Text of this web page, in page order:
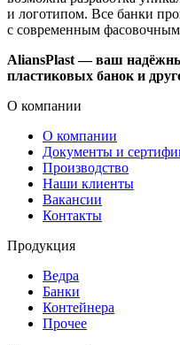
и логотипом. Все банки
с современным
AliansPlast — ваш
пластиковых банок и
О компании
О компании
Документы и
Производство
Наши клиенты
Вакансии
Контакты
Продукция
Ведра
Банки
Контейнера
Прочее